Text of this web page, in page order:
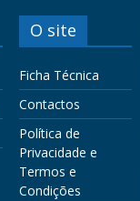
O site
Ficha Técnica
Contactos
Política de
Privacidade e
Termos e
Condições